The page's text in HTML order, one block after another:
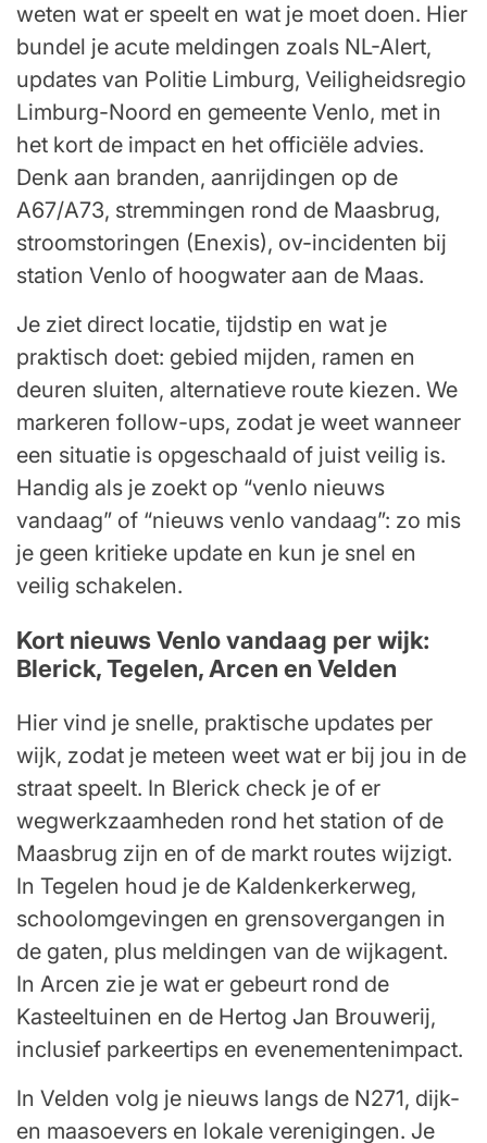
weten wat er speelt en wat je moet doen. Hier
bundel je acute meldingen zoals NL-Alert,
updates van Politie Limburg, Veiligheidsregio
Limburg-Noord en gemeente Venlo, met in
het kort de impact en het officiële advies.
Denk aan branden, aanrijdingen op de
A67/A73, stremmingen rond de Maasbrug,
stroomstoringen (Enexis), ov-incidenten bij
station Venlo of hoogwater aan de Maas.
Je ziet direct locatie, tijdstip en wat je
praktisch doet: gebied mijden, ramen en
deuren sluiten, alternatieve route kiezen. We
markeren follow-ups, zodat je weet wanneer
een situatie is opgeschaald of juist veilig is.
Handig als je zoekt op “venlo nieuws
vandaag” of “nieuws venlo vandaag”: zo mis
je geen kritieke update en kun je snel en
veilig schakelen.
Kort nieuws Venlo vandaag per wijk:
Blerick, Tegelen, Arcen en Velden
Hier vind je snelle, praktische updates per
wijk, zodat je meteen weet wat er bij jou in de
straat speelt. In Blerick check je of er
wegwerkzaamheden rond het station of de
Maasbrug zijn en of de markt routes wijzigt.
In Tegelen houd je de Kaldenkerkerweg,
schoolomgevingen en grensovergangen in
de gaten, plus meldingen van de wijkagent.
In Arcen zie je wat er gebeurt rond de
Kasteeltuinen en de Hertog Jan Brouwerij,
inclusief parkeertips en evenementenimpact.
In Velden volg je nieuws langs de N271, dijk-
en maasoevers en lokale verenigingen. Je